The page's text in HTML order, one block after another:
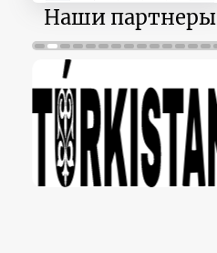
Наши партнеры